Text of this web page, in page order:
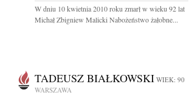
W dniu 10 kwietnia 2010 roku zmarł w wieku 92 lat
Michał Zbigniew Malicki Nabożeństwo żałobne...
TADEUSZ BIAŁKOWSKI WIEK: 90
WARSZAWA